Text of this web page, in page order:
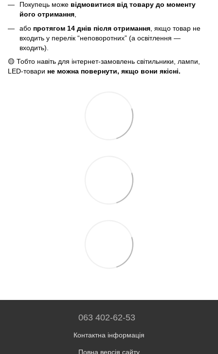
Покупець може відмовитися від товару до моменту
його отримання,
або протягом 14 днів після отримання , якщо товар не
входить у перелік “неповоротних” (а освітлення —
входить).
🟡 Тобто навіть для інтернет-замовлень світильники, лампи,
LED-товари не можна повернути, якщо вони якісні.
063 402-62-53
Контактна інформація
Повна версія сайту